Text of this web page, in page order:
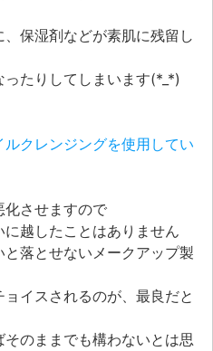
保湿剤などが素肌に残留し
たりしてしまいます(*_*)
クレンジングを使用してい
化させますので
越したことはありません
落とせないメークアップ製
イスされるのが、最良だと
そのままでも構わないとは思